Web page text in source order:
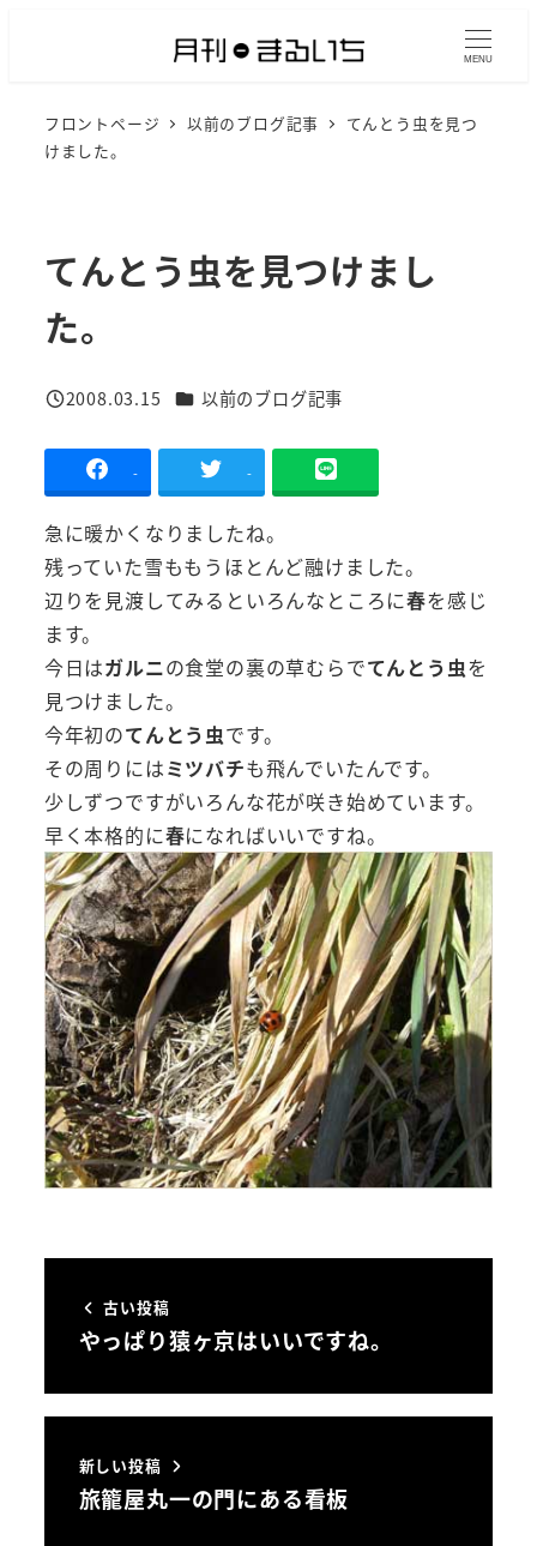
MENU
フロントページ 以前のブログ記事
てんとう虫を見つ
けました。
てんとう虫を見つけまし
た。
投稿日
2008.03.15 カテゴリー
以前のブログ記事
- -
急に暖かくなりましたね。
残っていた雪ももうほとんど融けました。
辺りを見渡してみるといろんなところに春を感じ
ます。
今日はガルニの食堂の裏の草むらでてんとう虫を
見つけました。
今年初のてんとう虫です。
その周りにはミツバチも飛んでいたんです。
少しずつですがいろんな花が咲き始めています。
早く本格的に春になればいいですね。
古い投稿
やっぱり猿ヶ京はいいですね。
新しい投稿
旅籠屋丸一の門にある看板